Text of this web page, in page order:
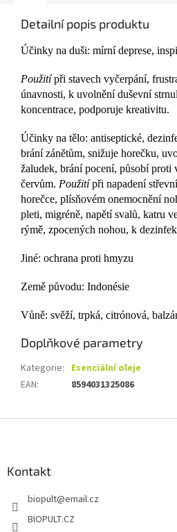
Detailní popis produktu
Účinky na duši: mírní deprese,
Použitípři stavech vyčerpání,
únavnosti, k uvolnění duševní
koncentrace, podporuje kreativitu.
Účinky na tělo: antiseptické,
brání zánětům, snižuje horečku,
žaludek, brání pocení, působí proti
červům. Použitípři napadení
horečce, plísňovém onemocnění
pleti, migréně, napětí svalů, katru
rýmě, zpocených nohou, k
Jiné: ochrana proti hmyzu
Země původu: Indonésie
Vůně: svěží, trpká, citrónová,
Doplňkové parametry
Kategorie: Esenciální oleje
EAN: 8594031325086
Kontakt
biopult@email.cz
BIOPULT.CZ